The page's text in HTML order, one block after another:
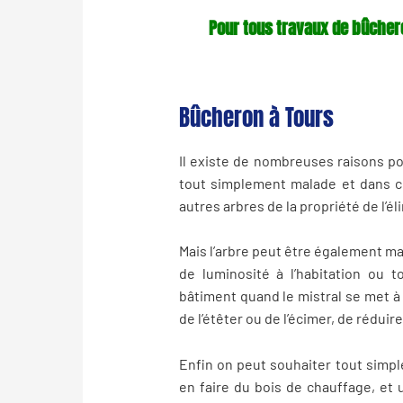
Pour tous travaux de
Bûcheron à Tours
Il existe de nombreuses raisons
tout simplement malade et dans
autres arbres de la propriété de
Mais l’arbre peut être également
de luminosité à l’habitation ou
bâtiment quand le mistral se met
de l’étêter ou de l’écimer, de
Enfin on peut souhaiter tout
en faire du bois de chauffage, et